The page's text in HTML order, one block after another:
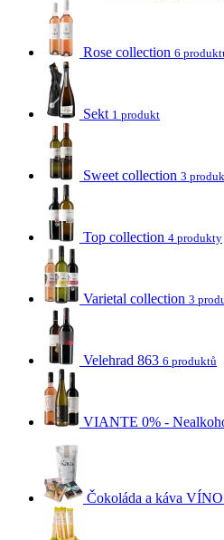
Rose collection 6
Sekt 1 produkt
Sweet collection 3
Top collection 4 produkty
Varietal collection 3
Velehrad 863 6 produktů
VIANTE 0% -
Čokoláda a káva